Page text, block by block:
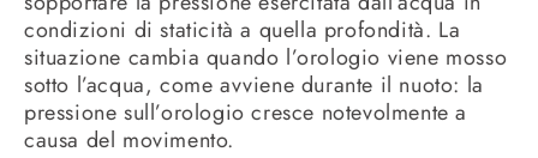
condizioni di staticità a quella profondità. La
situazione cambia quando l’orologio viene mosso
sotto l’acqua, come avviene durante il nuoto: la
pressione sull’orologio cresce notevolmente a
causa del movimento.